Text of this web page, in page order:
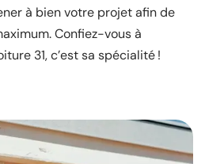
à bien votre projet afin de
Confiez-vous à
31, c’est sa spécialité !